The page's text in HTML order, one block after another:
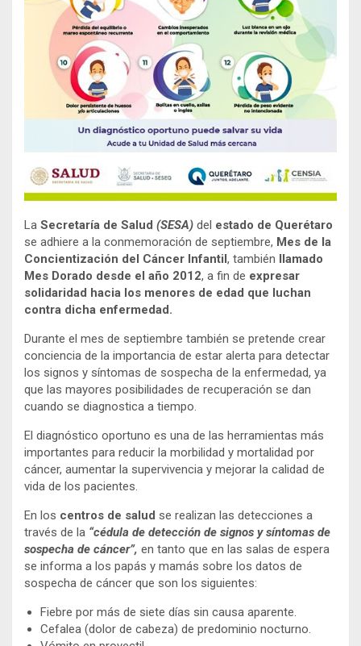
La Secretaría de Salud (SESA) del estado de Querétaro
se adhiere a la conmemoración de septiembre, Mes de la
Concientización del Cáncer Infantil, también llamado
Mes Dorado desde el año 2012, a fin de expresar
solidaridad hacia los menores de edad que luchan
contra dicha enfermedad.
Durante el mes de septiembre también se pretende crear
conciencia de la importancia de estar alerta para detectar
los signos y síntomas de sospecha de la enfermedad, ya
que las mayores posibilidades de recuperación se dan
cuando se diagnostica a tiempo.
El diagnóstico oportuno es una de las herramientas más
importantes para reducir la morbilidad y mortalidad por
cáncer, aumentar la supervivencia y mejorar la calidad de
vida de los pacientes.
En los centros de salud se realizan las detecciones a
través de la “cédula de detección de signos y síntomas de
sospecha de cáncer”, en tanto que en las salas de espera
se informa a los papás y mamás sobre los datos de
sospecha de cáncer que son los siguientes:
Fiebre por más de siete días sin causa aparente.
Cefalea (dolor de cabeza) de predominio nocturno.